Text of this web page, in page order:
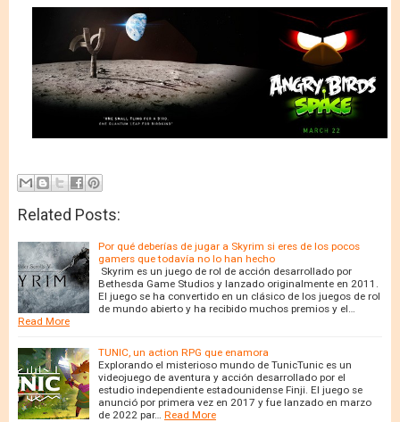
Related Posts:
Por qué deberías de jugar a Skyrim si eres de los pocos
gamers que todavía no lo han hecho
Skyrim es un juego de rol de acción desarrollado por
Bethesda Game Studios y lanzado originalmente en 2011.
El juego se ha convertido en un clásico de los juegos de rol
de mundo abierto y ha recibido muchos premios y el…
Read More
TUNIC, un action RPG que enamora
Explorando el misterioso mundo de TunicTunic es un
videojuego de aventura y acción desarrollado por el
estudio independiente estadounidense Finji. El juego se
anunció por primera vez en 2017 y fue lanzado en marzo
de 2022 par… Read More